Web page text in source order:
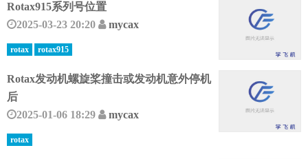
Rotax915系列号位置
2025-03-23 20:20
mycax
rotax rotax915
Rotax发动机螺旋桨撞击或发动机意外停机
后
2025-01-06 18:29
mycax
rotax